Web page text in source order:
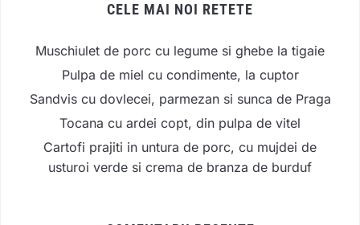
CELE MAI NOI RETETE
Muschiulet de porc cu legume si ghebe la tigaie
Pulpa de miel cu condimente, la cuptor
Sandvis cu dovlecei, parmezan si sunca de Praga
Tocana cu ardei copt, din pulpa de vitel
Cartofi prajiti in untura de porc, cu mujdei de
usturoi verde si crema de branza de burduf